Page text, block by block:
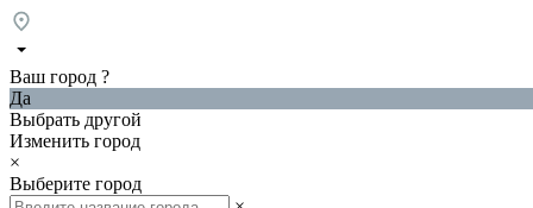
Ваш город ?
Да
Выбрать другой
Изменить город
×
Выберите город